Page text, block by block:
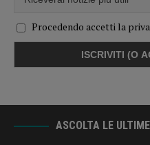
Procedendo accetti la
ASCOLTA LE